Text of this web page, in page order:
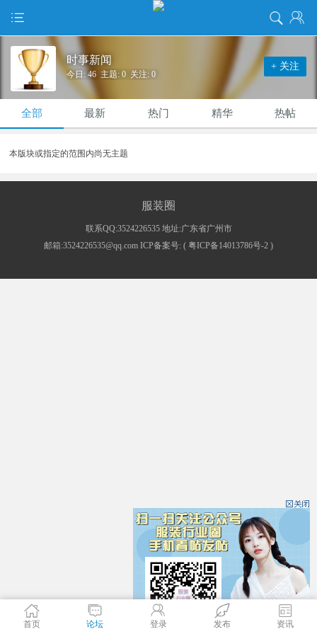
+ 关注
时事新闻
今日: 46 主题: 0 关注: 0
全部 最新 热门 精华 热帖
本版块或指定的范围内尚无主题
服装圈
联系QQ:3524226535 地址:广东省广州市
邮箱:3524226535@qq.com ICP备案号: ( 粤ICP备14013786号-2 )
首页 论坛 登录 发布 资讯